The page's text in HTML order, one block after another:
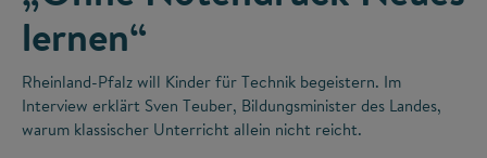
lernen“
Rheinland-Pfalz will Kinder für Technik begeistern. Im
Interview erklärt Sven Teuber, Bildungsminister des Landes,
warum klassischer Unterricht allein nicht reicht.